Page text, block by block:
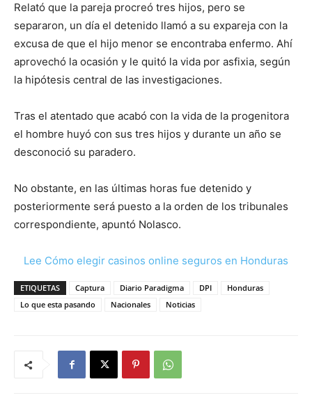
Relató que la pareja procreó tres hijos, pero se
separaron, un día el detenido llamó a su expareja con la
excusa de que el hijo menor se encontraba enfermo. Ahí
aprovechó la ocasión y le quitó la vida por asfixia, según
la hipótesis central de las investigaciones.
Tras el atentado que acabó con la vida de la progenitora
el hombre huyó con sus tres hijos y durante un año se
desconoció su paradero.
No obstante, en las últimas horas fue detenido y
posteriormente será puesto a la orden de los tribunales
correspondiente, apuntó Nolasco.
Lee Cómo elegir casinos online seguros en Honduras
ETIQUETAS Captura Diario Paradigma DPI
Honduras
Lo que esta pasando
Nacionales Noticias